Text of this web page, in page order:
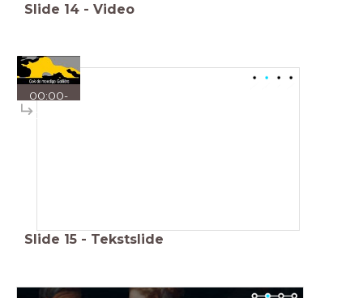
Slide 14 - Video
00:00-
00:42
Slide 15 - Tekstslide